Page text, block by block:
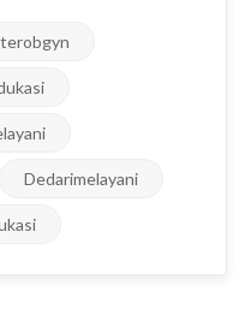
Dedarimelayani